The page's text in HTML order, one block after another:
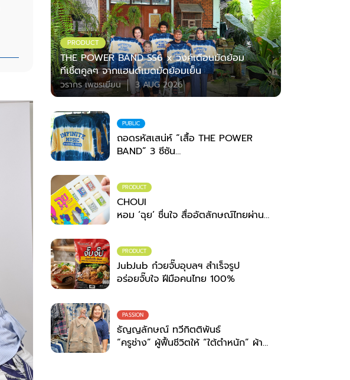
PRODUCT
THE POWER BAND SS6 x วงศ์เดือนมัดย้อม
ทีเชิ้ตคูลๆ จากแฮนด์เมดมัดย้อมเย็น
วรากร เพชรเยียน 3 AUG 2026
PUBLIC
ถอดรหัสเสน่ห์ “เสื้อ THE POWER
BAND” 3 ซีซัน
สวมพลังสร้างสรรค์ที่ไม่สิ้นสุด
PRODUCT
CHOUI
หอม ‘ฉุย’ ชื่นใจ สื่ออัตลักษณ์ไทยผ่าน
PRODUCT
JubJub ก๋วยจั๊บอุบลฯ สำเร็จรูป
อร่อยจั๊บใจ ฝีมือคนไทย 100%
PASSION
ธัญญลักษณ์ ทวีกิตติพันธ์
“ครูช่าง” ผู้ฟื้นชีวิตให้ “ใต้ตำหนัก” ผ้า